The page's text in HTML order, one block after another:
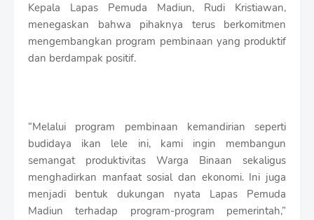
Kepala Lapas Pemuda Madiun, Rudi Kristiawan,
menegaskan bahwa pihaknya terus berkomitmen
mengembangkan program pembinaan yang produktif
dan berdampak positif.
“Melalui program pembinaan kemandirian seperti
budidaya ikan lele ini, kami ingin membangun
semangat produktivitas Warga Binaan sekaligus
menghadirkan manfaat sosial dan ekonomi. Ini juga
menjadi bentuk dukungan nyata Lapas Pemuda
Madiun terhadap program-program pemerintah,”